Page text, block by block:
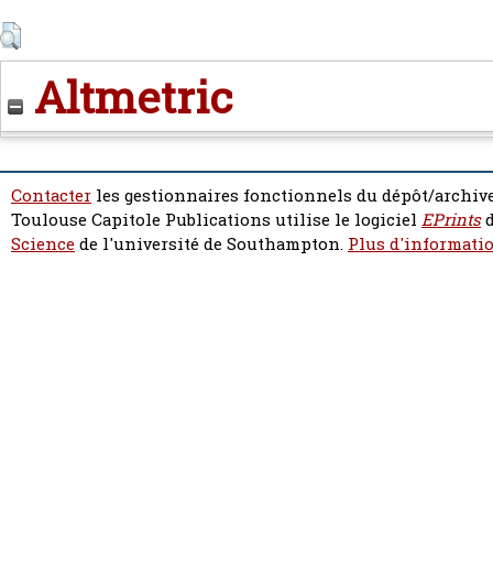
Altmetric
Contacter les gestionnaires fonctionnels du dépôt/
Toulouse Capitole Publications utilise le logiciel EPrints
Sciencede l'université de Southampton. Plus